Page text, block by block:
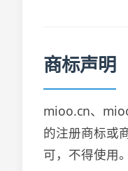
商标声明
mioo.cn、
的注册商标或
可，不得使用。